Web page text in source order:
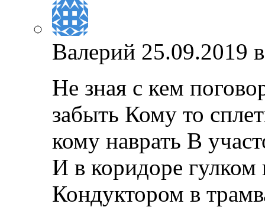
Валерий 25.09.2019
Не зная с кем
забыть Кому то
кому наврать В
И в коридоре
Кондуктором в